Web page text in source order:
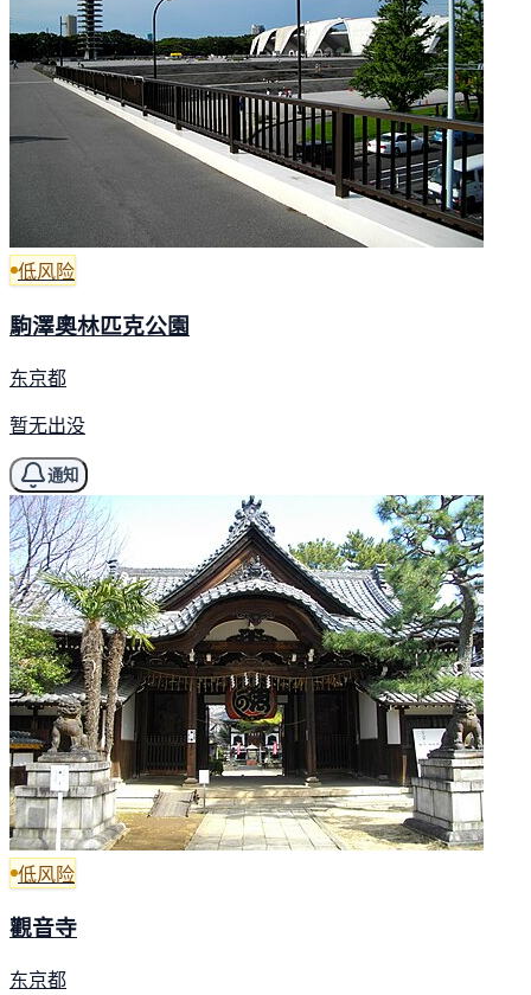
低风险
駒澤奧林匹克公園
东京都
暂无出没
通知
低风险
觀音寺
东京都